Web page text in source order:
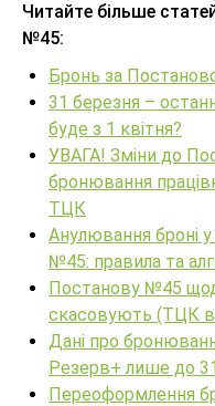
Читайте більше
№45:
Бронь за
31 березня –
буде з 1 квітня?
УВАГА! Зміни до
бронювання
ТЦК
Анулювання броні
№45: правила та
Постанову №45
скасовують (ТЦК
Дані про
Резерв+ лише до
Переоформлення